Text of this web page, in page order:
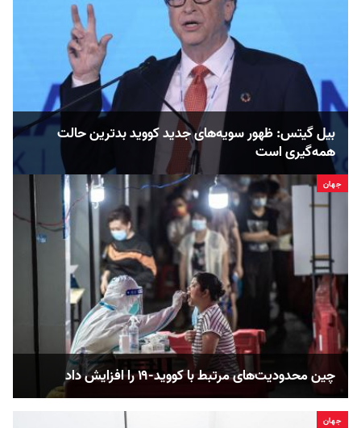
بیل گیتس: ظهور سویه‌های جدید کووید بدترین حالت
همه‌گیری است
جهان
چین محدودیت‌های مرتبط با کووید-۱۹ را افزایش داد
جهان